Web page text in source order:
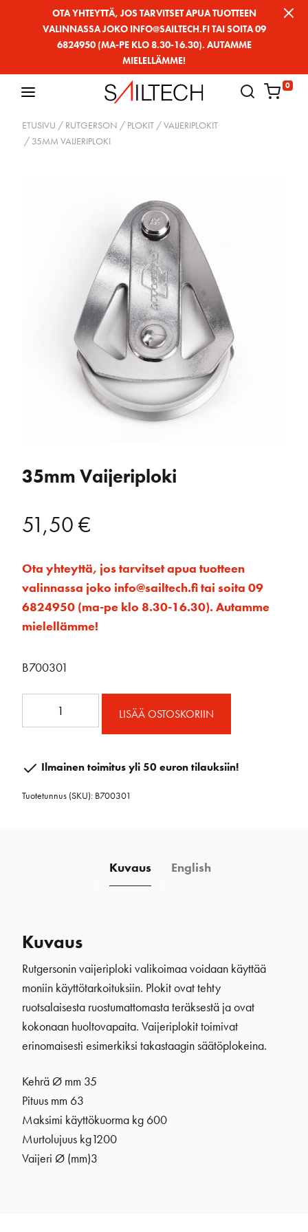
OTA YHTEYTTÄ, JOS TARVITSET APUA TUOTTEEN
VALINNASSA JOKO INFO@SAILTECH.FI TAI SOITA 09
6824950 (MA-PE KLO 8.30-16.30). AUTAMME
MIELELLÄMME!
0
ETUSIVU / RUTGERSON / PLOKIT /VAIJERIPLOKIT
/ 35MM VAIJERIPLOKI
35mm Vaijeriploki
51,50€
Ota yhteyttä, jos tarvitset apua tuotteen
valinnassa joko info@sailtech.fi tai soita 09
6824950 (ma-pe klo 8.30-16.30). Autamme
mielellämme!
B700301
LISÄÄ OSTOSKORIIN
Ilmainen toimitus yli 50 euron tilauksiin!
Tuotetunnus (SKU): B700301
Kuvaus English
Kuvaus
Rutgersonin vaijeriploki valikoimaa voidaan käyttää
moniin käyttötarkoituksiin. Plokit ovat tehty
ruotsalaisesta ruostumattomasta teräksestä ja ovat
kokonaan huoltovapaita. Vaijeriplokit toimivat
erinomaisesti esimerkiksi takastaagin säätöplokeina.
Kehrä Ø mm 35
Pituus mm 63
Maksimi käyttökuorma kg 600
Murtolujuus kg1200
Vaijeri Ø (mm)3